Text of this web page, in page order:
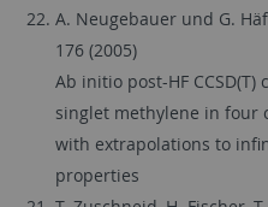
A. Neugebauer und G.
176 (2005)
Ab initio post-HF
singlet methylene in four
with extrapolations to
properties